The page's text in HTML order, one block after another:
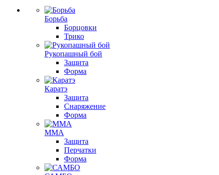
Борьба
Борцовки
Трико
Рукопашный бой
Защита
Форма
Каратэ
Защита
Снаряжение
Форма
ММА
Защита
Перчатки
Форма